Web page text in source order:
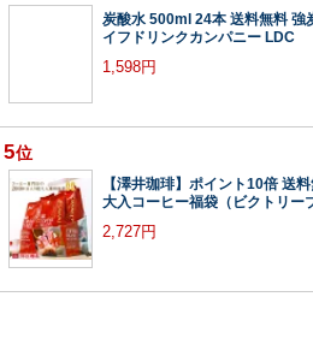
炭酸水 500ml 24本 送料無料 強
イフドリンクカンパニー LDC
1,598円
5位
【澤井珈琲】ポイント10倍 送
大入コーヒー福袋（ビクトリー
2,727円